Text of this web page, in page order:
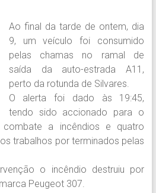
Ao final da tarde de ontem, dia
9, um veículo foi consumido
pelas chamas no ramal de
saída da auto-estrada A11,
perto da rotunda de Silvares.
O alerta foi dado às 19:45,
tendo sido accionado para o
a incêndios e quatro
trabalhos por terminados pelas
o incêndio destruiu por
Peugeot 307.